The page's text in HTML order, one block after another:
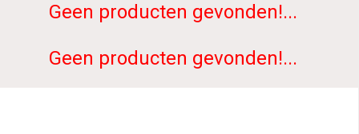
Geen producten gevonden!...
Geen producten gevonden!...